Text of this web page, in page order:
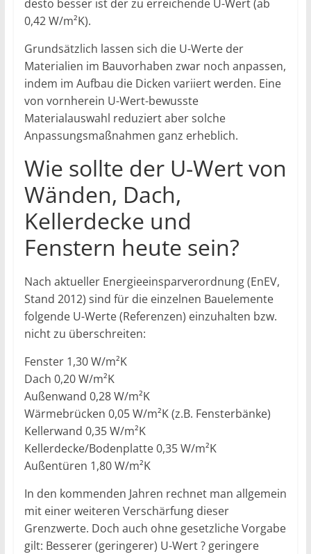
desto besser ist der zu erreichende U-Wert (ab
0,42 W/m²K).
Grundsätzlich lassen sich die U-Werte der
Materialien im Bauvorhaben zwar noch anpassen,
indem im Aufbau die Dicken variiert werden. Eine
von vornherein U-Wert-bewusste
Materialauswahl reduziert aber solche
Anpassungsmaßnahmen ganz erheblich.
Wie sollte der U-Wert von
Wänden, Dach,
Kellerdecke und
Fenstern heute sein?
Nach aktueller Energieeinsparverordnung (EnEV,
Stand 2012) sind für die einzelnen Bauelemente
folgende U-Werte (Referenzen) einzuhalten bzw.
nicht zu überschreiten:
Fenster 1,30 W/m²K
Dach 0,20 W/m²K
Außenwand 0,28 W/m²K
Wärmebrücken 0,05 W/m²K (z.B. Fensterbänke)
Kellerwand 0,35 W/m²K
Kellerdecke/Bodenplatte 0,35 W/m²K
Außentüren 1,80 W/m²K
In den kommenden Jahren rechnet man allgemein
mit einer weiteren Verschärfung dieser
Grenzwerte. Doch auch ohne gesetzliche Vorgabe
gilt: Besserer (geringerer) U-Wert ? geringere